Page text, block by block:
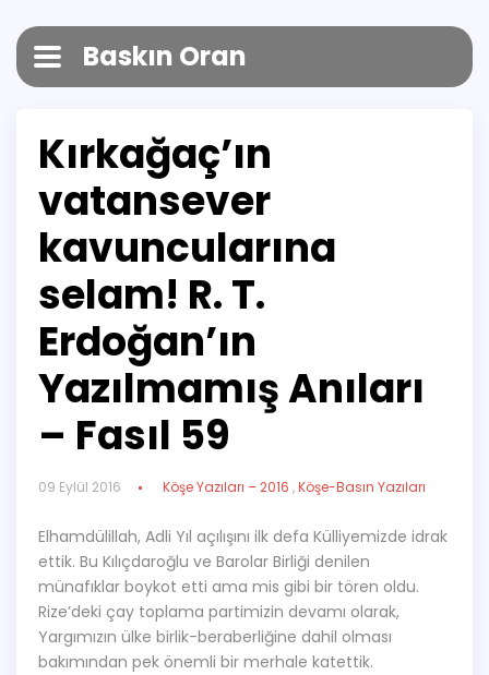
Baskın Oran
Kırkağaç’ın
vatansever
kavuncularına
selam! R. T.
Erdoğan’ın
Yazılmamış Anıları
– Fasıl 59
09 Eylül 2016 Köşe Yazıları – 2016 ,Köşe-Basın Yazıları
Elhamdülillah, Adli Yıl açılışını ilk defa Külliyemizde idrak
ettik. Bu Kılıçdaroğlu ve Barolar Birliği denilen
münafıklar boykot etti ama mis gibi bir tören oldu.
Rize’deki çay toplama partimizin devamı olarak,
Yargımızın ülke birlik-beraberliğine dahil olması
bakımından pek önemli bir merhale katettik.